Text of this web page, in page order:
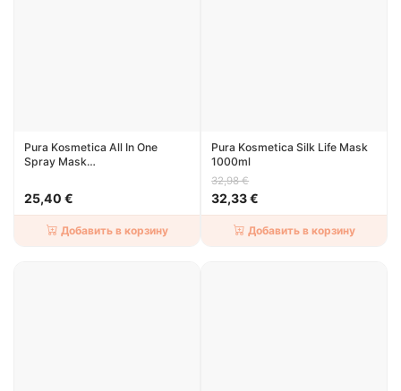
Pura Kosmetica All In One
Spray Mask
25,40 €
Добавить в корзину
Pura Kosmetica Silk Life Mask
1000ml
32,98 €
32,33 €
Добавить в корзину